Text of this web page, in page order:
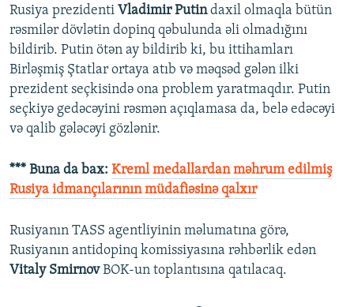
Rusiya prezidenti Vladimir Putindaxil olmaqla bütün
rəsmilər dövlətin dopinq qəbulunda əli olmadığını
bildirib. Putin ötən ay bildirib ki, bu ittihamları
Birləşmiş Ştatlar ortaya atıb və məqsəd gələn ilki
prezident seçkisində ona problem yaratmaqdır. Putin
seçkiyə gedəcəyini rəsmən açıqlamasa da, belə edəcəyi
və qalib gələcəyi gözlənir.
*** Buna da bax: Kreml medallardan məhrum edilmiş
Rusiya idmançılarının müdafiəsinə qalxır
Rusiyanın TASS agentliyinin məlumatına görə,
Rusiyanın antidopinq komissiyasına rəhbərlik edən
Vitaly SmirnovBOK-un toplantısına qatılacaq.